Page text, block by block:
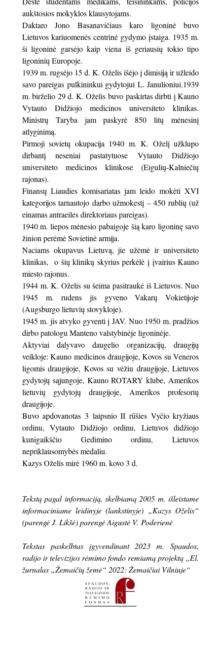
aukštosios mokyklos klausytojams.
Daktaro Jono Basanavičiaus karo ligoninė buvo
Lietuvos kariuomenės centrinė gydymo įstaiga. 1935 m.
ši ligoninė garsėjo kaip viena iš geriausių tokio tipo
ligoninių Europoje.
1939 m. rugsėjo 15 d. K. Oželis išėjo į dimisiją ir užleido
savo pareigas pulkininkui gydytojui L. Janulioniui.1939
m. birželio 29 d. K. Oželis buvo paskirtas dirbti į Kauno
Vytauto Didžiojo medicinos universiteto klinikas.
Ministrų Taryba jam paskyrė 850 litų mėnesinį
atlyginimą.
Pirmoji sovietų okupacija 1940 m. K. Oželį užklupo
dirbantį neseniai pastatytuose Vytauto Didžiojo
universiteto medicinos klinikose (Eigulių-Kalniečių
rajonas).
Finansų Liaudies komisariatas jam leido mokėti XVI
kategorijos tarnautojo darbo užmokestį – 450 rublių (už
einamas antraeiles direktoriaus pareigas).
1940 m. liepos mėnesio pabaigoje šią karo ligoninę savo
žinion perėmė Sovietinė armija.
Naciams okupavus Lietuvą, jie užėmė ir universiteto
klinikas, o šių klinikų skyrius perkėlė į įvairius Kauno
miesto rajonus.
1944 m. K. Oželis su šeima pasitraukė iš Lietuvos. Nuo
1945 m. rudens jis gyveno Vakarų Vokietijoje
(Augsburgo lietuvių stovykloje).
1945 m. jis atvyko gyventi į JAV. Nuo 1950 m. pradžios
dirbo patologu Manteno valstybinėje ligoninėje.
Aktyviai dalyvavo daugelio organizacijų, draugijų
veikloje: Kauno medicinos draugijoje, Kovos su Veneros
ligomis draugijoje, Kovos su vėžiu draugijoje, Lietuvos
gydytojų sąjungoje, Kauno ROTARY klube, Amerikos
lietuvių gydytojų draugijoje, Amerikos profesorių
draugijoje.
Buvo apdovanotas 3 laipsnio II rūšies Vyčio kryžiaus
ordinu, Vytauto Didžiojo ordinu, Lietuvos didžiojo
kunigaikščio Gedimino ordinu, Lietuvos
nepriklausomybės medaliu.
Kazys Oželis mirė 1960 m. kovo 3 d.
Tekstą pagal informaciją, skelbiamą 2005 m. išleistame
informaciniame leidinyje (lankstinyje) „Kazys Oželis“
(parengė J. Likšė) parengė Aigustė V. Poderienė
Tekstas paskelbtas įgyvendinant 2023 m. Spaudos,
radijo ir televizijos rėmimo fondo remiamą projektą „El.
žurnalas „Žemaičių žemė“ 2022: Žemaičiai Vilniuje“